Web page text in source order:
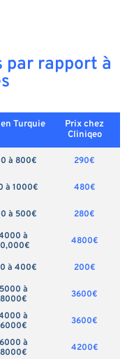
par rapport à
Turquie
Prix chez
Cliniqeo
à 800€
290€
à 1000€
480€
à 500€
280€
à
4800€
à 400€
200€
5000 à
8000€
3600€
à
6000€
3600€
6000 à
8000€
4200€